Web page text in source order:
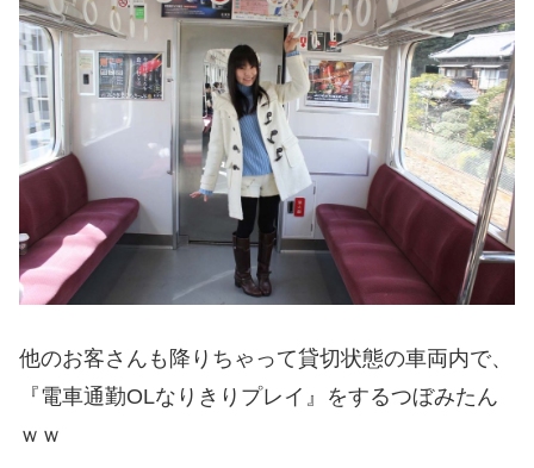
他のお客さんも降りちゃって貸切状態の車両内で、
『電車通勤OLなりきりプレイ』をするつぼみたん
ｗｗ